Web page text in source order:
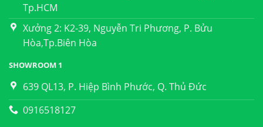
Tp.HCM
Xưởng 2: K2-39, Nguyễn Tri Phương, P. Bửu
Hòa,Tp.Biên Hòa
SHOWROOM 1
639 QL13, P. Hiệp Bình Phước, Q. Thủ Đức
0916518127